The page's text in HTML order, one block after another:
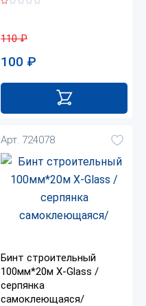
110₽
100 ₽
Арт. 724078
Бинт строительный
100мм*20м X-Glass /
серпянка
самоклеющаяся/